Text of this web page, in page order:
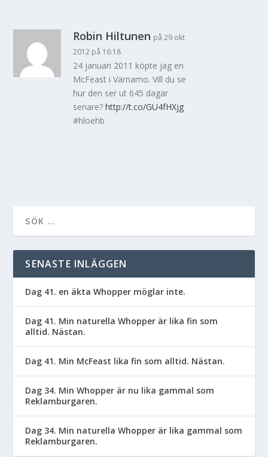
Robin Hiltunen på 29 okt
2012 på 16:18
24 januari 2011 köpte jag en
McFeast i Värnamo. Vill du se
hur den ser ut 645 dagar
senare?http://t.co/GU4fHXjg
#hloehb
SENASTE INLÄGGEN
Dag 41. en äkta Whopper möglar inte.
Dag 41. Min naturella Whopper är lika fin som
alltid. Nästan.
Dag 41. Min McFeast lika fin som alltid. Nästan.
Dag 34. Min Whopper är nu lika gammal som
Reklamburgaren.
Dag 34. Min naturella Whopper är lika gammal som
Reklamburgaren.